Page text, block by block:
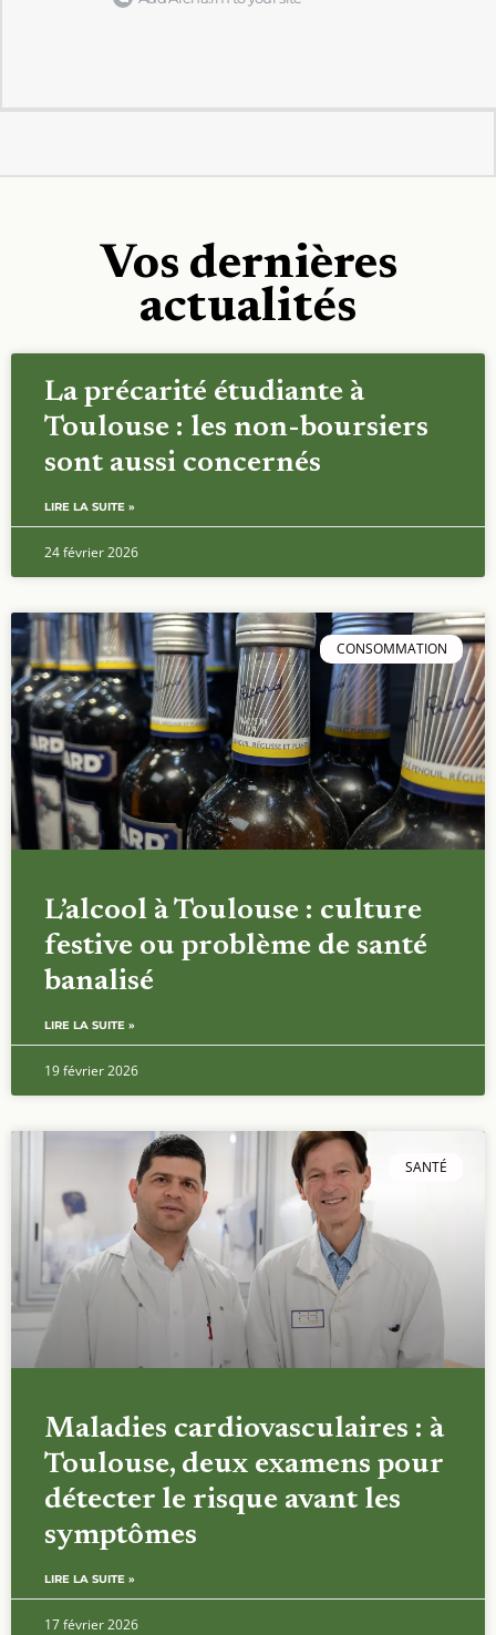
Vos dernières
actualités
La précarité étudiante à
Toulouse : les non-boursiers
sont aussi concernés
LIRE LA SUITE »
24 février 2026
CONSOMMATION
L’alcool à Toulouse : culture
festive ou problème de santé
banalisé
LIRE LA SUITE »
19 février 2026
SANTÉ
Maladies cardiovasculaires : à
Toulouse, deux examens pour
détecter le risque avant les
symptômes
LIRE LA SUITE »
17 février 2026